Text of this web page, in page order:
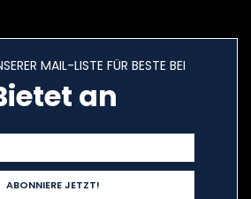
MAIL-LISTE FÜR BESTE BEI
an